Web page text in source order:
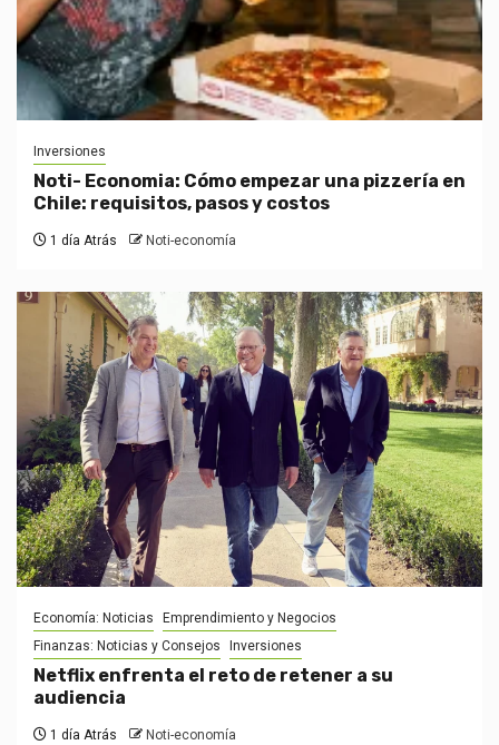
Inversiones
Noti- Economia: Cómo empezar una pizzería en
Chile: requisitos, pasos y costos
1 día Atrás Noti-economía
Economía: Noticias
Emprendimiento y Negocios
Finanzas: Noticias y Consejos
Inversiones
Netflix enfrenta el reto de retener a su
audiencia
1 día Atrás Noti-economía